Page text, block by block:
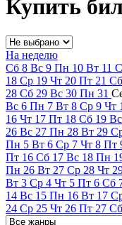
Купить
На неделю
Сб 8 Вс 9 Пн 10 Вт 11
18 Ср 19 Чт 20 Пт 21 Сб
28 Сб 29 Вс 30 Пн 31
Вс 6 Пн 7 Вт 8 Ср 9 Чт
16 Чт 17 Пт 18 Сб 19 Вс
26 Вс 27 Пн 28 Вт 29
Пн 5 Вт 6 Ср 7 Чт 8 Пт
Пт 16 Сб 17 Вс 18 Пн
Пн 26 Вт 27 Ср 28 Чт
Вт 3 Ср 4 Чт 5 Пт 6 Сб
14 Вс 15 Пн 16 Вт 17
24 Ср 25 Чт 26 Пт 27 Сб